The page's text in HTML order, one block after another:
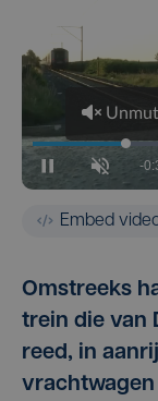
Embed
Omstreeks
trein die van
reed, in
vrachtwagen